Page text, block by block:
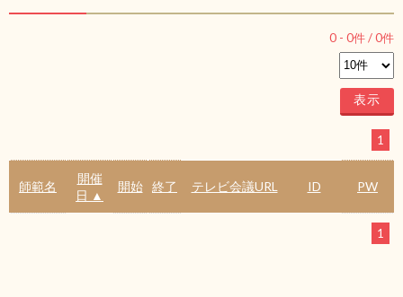
0 - 0件 /0件
1
師範名
開催
日 ▲
開始 終了 テレビ会議URL ID PW
1